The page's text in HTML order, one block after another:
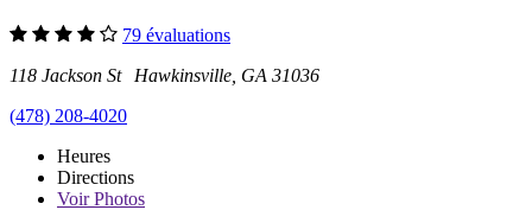
79 évaluations
118 Jackson St Hawkinsville, GA 31036
(478) 208-4020
Heures
Directions
VoirPhotos